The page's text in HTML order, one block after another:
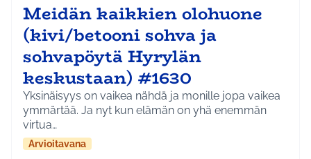
Meidän kaikkien olohuone
(kivi/betooni sohva ja
sohvapöytä Hyrylän
keskustaan) #1630
Yksinäisyys on vaikea nähdä ja monille jopa vaikea
ymmärtää. Ja nyt kun elämän on yhä enemmän
virtua…
Arvioitavana